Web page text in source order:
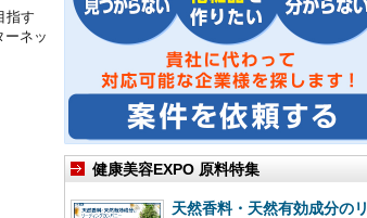
指す
ーネッ
健康美容EXPO 原料特集
天然香料・天然有効成分のリ